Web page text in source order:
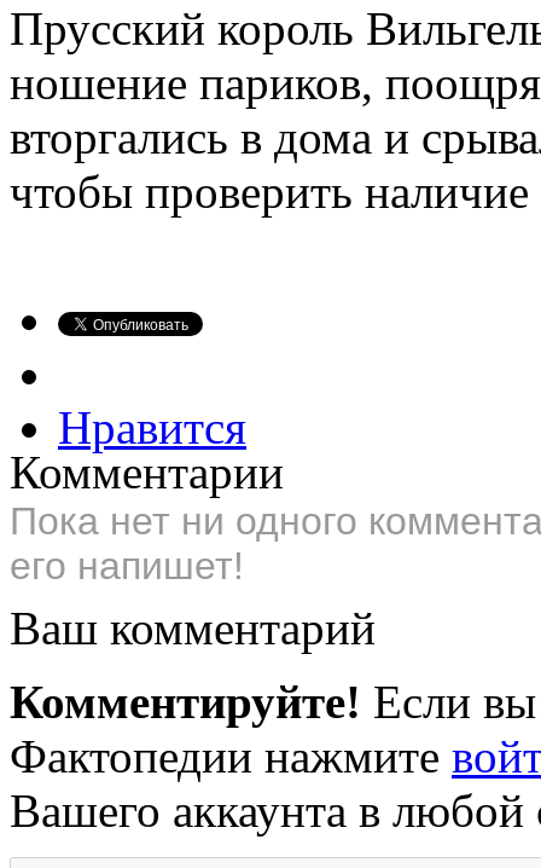
Прусский король
ношение париков,
вторгались в дома и
чтобы проверить
Нравится
Комментарии
Пока нет ни одного
его напишет!
Ваш комментарий
Комментируйте! Если вы
Фактопедии нажмите
Вашего аккаунта в любой